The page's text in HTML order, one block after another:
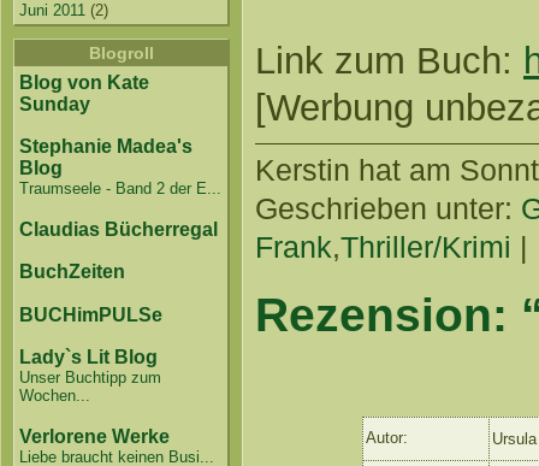
Juni 2011 (2)
Blogroll
Blog von Kate
Sunday
Stephanie Madea's
Blog
Traumseele - Band 2 der E...
Claudias Bücherregal
BuchZeiten
BUCHimPULSe
Lady`s Lit Blog
Unser Buchtipp zum
Wochen...
Verlorene Werke
Liebe braucht keinen Busi...
Link zum Buch:
[Werbung
Kerstin hat am
Geschrieben unter:
Frank,Thriller/Krimi |
Rezension:
Autor: